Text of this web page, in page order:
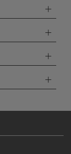
いた場合はキャ
ざいます。あら